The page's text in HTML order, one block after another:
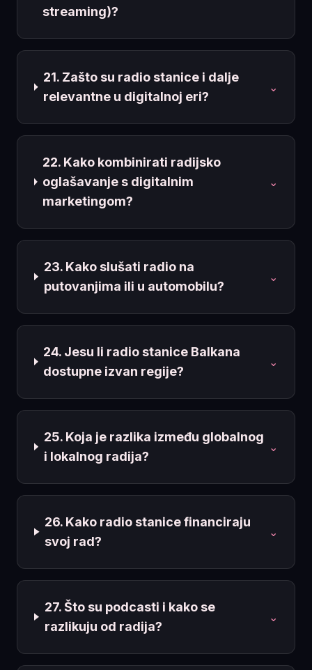
streaming)?
21. Zašto su radio stanice i dalje
relevantne u digitalnoj eri?
⌄
22. Kako kombinirati radijsko
oglašavanje s digitalnim
marketingom?
⌄
23. Kako slušati radio na
putovanjima ili u automobilu?
⌄
24. Jesu li radio stanice Balkana
dostupne izvan regije?
⌄
25. Koja je razlika između globalnog
i lokalnog radija?
⌄
26. Kako radio stanice financiraju
svoj rad?
⌄
27. Što su podcasti i kako se
razlikuju od radija?
⌄